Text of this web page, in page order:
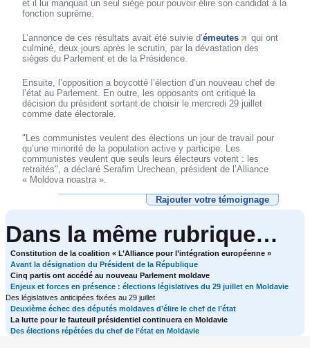
et il lui manquait un seul siège pour pouvoir élire son candidat à la
fonction suprême.
L’annonce de ces résultats avait été suivie d’émeutes
qui ont
culminé, deux jours après le scrutin, par la dévastation des
sièges du Parlement et de la Présidence.
Ensuite, l’opposition a boycotté l’élection d’un nouveau chef de
l’état au Parlement. En outre, les opposants ont critiqué la
décision du président sortant de choisir le mercredi 29 juillet
comme date électorale.
"Les communistes veulent des élections un jour de travail pour
qu’une minorité de la population active y participe. Les
communistes veulent que seuls leurs électeurs votent : les
retraités", a déclaré Serafim Urechean, président de l’Alliance
« Moldova noastra ».
Rajouter votre témoignage
Dans la même rubrique…
Constitution de la coalition « L’Alliance pour l’intégration européenne »
Avant la désignation du Président de la République
Cinq partis ont accédé au nouveau Parlement moldave
Enjeux et forces en présence : élections législatives du 29 juillet en Moldavie
Des législatives anticipées fixées au 29 juillet
Deuxième échec des députés moldaves d’élire le chef de l’état
La lutte pour le fauteuil présidentiel continuera en Moldavie
Des élections répétées du chef de l’état en Moldavie